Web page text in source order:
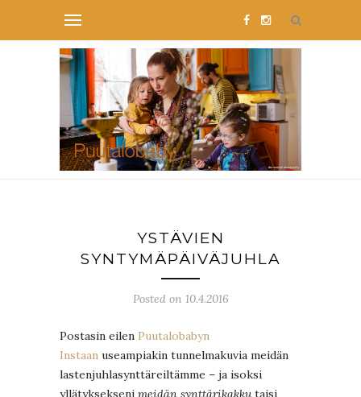
YSTÄVIEN
SYNTYMÄPÄIVÄJUHLA
Posted on 10.4.2016
Postasin eilen Puutalobabyn
Instaan useampiakin tunnelmakuvia meidän
lastenjuhlasynttäreiltämme – ja isoksi